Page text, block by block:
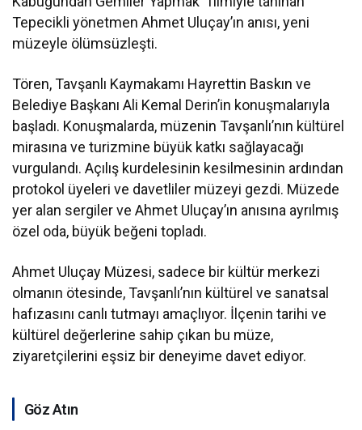
Tepecikli yönetmen Ahmet Uluçay’ın anısı, yeni
müzeyle ölümsüzleşti.
Tören, Tavşanlı Kaymakamı Hayrettin Baskın ve
Belediye Başkanı Ali Kemal Derin’in konuşmalarıyla
başladı. Konuşmalarda, müzenin Tavşanlı’nın kültürel
mirasına ve turizmine büyük katkı sağlayacağı
vurgulandı. Açılış kurdelesinin kesilmesinin ardından
protokol üyeleri ve davetliler müzeyi gezdi. Müzede
yer alan sergiler ve Ahmet Uluçay’ın anısına ayrılmış
özel oda, büyük beğeni topladı.
Ahmet Uluçay Müzesi, sadece bir kültür merkezi
olmanın ötesinde, Tavşanlı’nın kültürel ve sanatsal
hafızasını canlı tutmayı amaçlıyor. İlçenin tarihi ve
kültürel değerlerine sahip çıkan bu müze,
ziyaretçilerini eşsiz bir deneyime davet ediyor.
Göz Atın